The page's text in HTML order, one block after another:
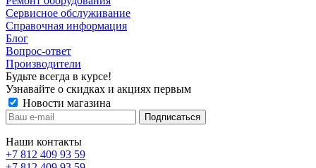
Сервисное обслуживание
Справочная информация
Блог
Вопрос-ответ
Производители
Будьте всегда в курсе!
Узнавайте о скидках и акциях первым
Новости магазина
Наши контакты
+7 812 409 93 59